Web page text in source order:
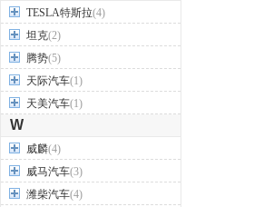
TESLA特斯拉(4)
坦克(2)
腾势(5)
天际汽车(1)
天美汽车(1)
W
威麟(4)
威马汽车(3)
潍柴汽车(4)